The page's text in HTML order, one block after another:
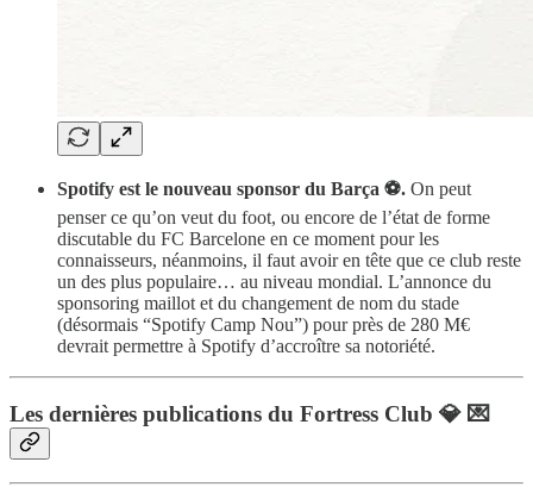
Spotify est le nouveau sponsor du Barça ⚽️. On peut
penser ce qu’on veut du foot, ou encore de l’état de forme
discutable du FC Barcelone en ce moment pour les
connaisseurs, néanmoins, il faut avoir en tête que ce club reste
un des plus populaire… au niveau mondial. L’annonce du
sponsoring maillot et du changement de nom du stade
(désormais “Spotify Camp Nou”) pour près de 280 M€
devrait permettre à Spotify d’accroître sa notoriété.
Les dernières publications du Fortress Club 💎 💌